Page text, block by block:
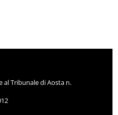
Tribunale di Aosta n.